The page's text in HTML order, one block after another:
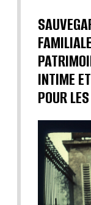
INTIME
POUR